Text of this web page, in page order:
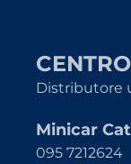
Distributore
Minicar
095 7212624